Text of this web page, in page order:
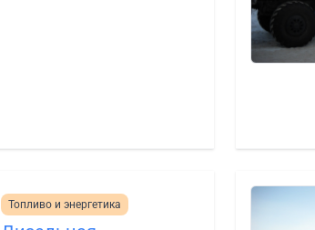
Топливо и энергетика